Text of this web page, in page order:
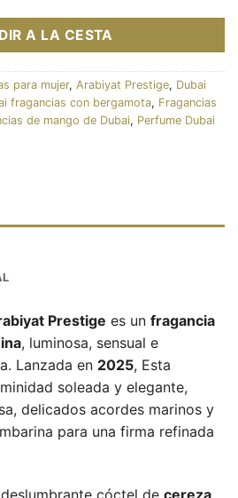
A LA CESTA
para mujer, Arabiyat Prestige, Dubai
fragancias con bergamota, Fragancias
de mango de Dubai, Perfume Dubai
Prestige es un fragancia
, luminosa, sensual e
Lanzada en 2025, Esta
soleada y elegante,
delicados acordes marinos y
para una firma refinada